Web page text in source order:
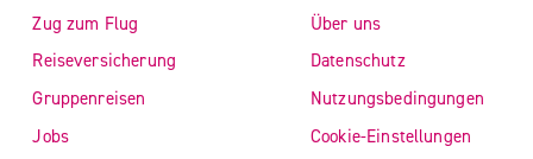
Zug zum Flug
Reiseversicherung
Gruppenreisen
Jobs
Über uns
Datenschutz
Nutzungsbedingungen
Cookie-Einstellungen